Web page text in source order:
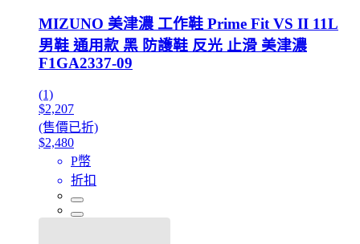
MIZUNO 美津濃 工作鞋 Prime Fit VS II 11L
男鞋 通用款 黑 防護鞋 反光 止滑 美津濃
F1GA2337-09
(1)
$2,207
(售價已折)
$2,480
P幣
折扣